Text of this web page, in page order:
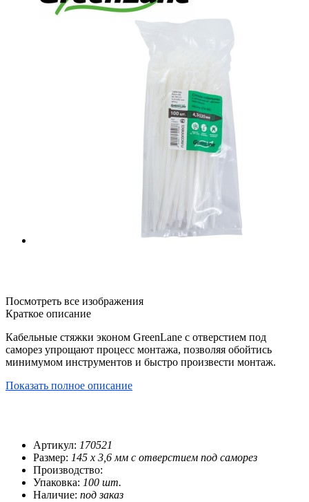
Посмотреть все изображения
Краткое описание
Кабельные стяжки эконом GreenLane с отверстием под
саморез упрощают процесс монтажа, позволяя обойтись
минимумом инструментов и быстро произвести монтаж.
Показать полное описание
Артикул: 170521
Размер: 145 х 3,6 мм с отверстием под саморез
Производство:
Упаковка: 100 шт.
Наличие: под заказ